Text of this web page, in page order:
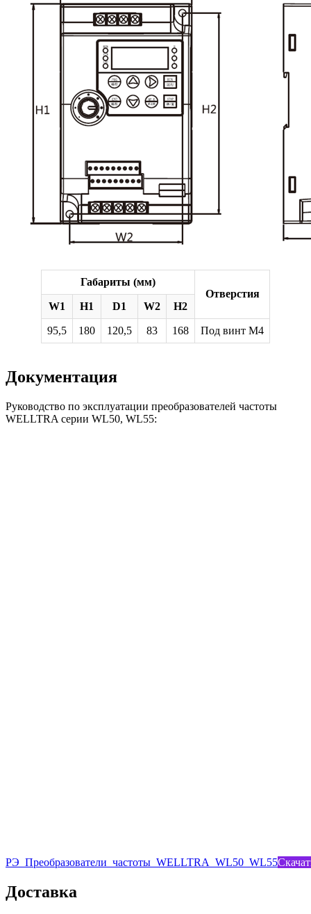
Габариты (мм)
Отверстия
W1
H1 D1 W2 H2
95,5 180 120,5 83 168 Под винт М4
Документация
Руководство по эксплуатации преобразователей частоты
WELLTRA серии WL50, WL55:
РЭ_Преобразователи_частоты_WELLTRA_WL50_WL55
Доставка